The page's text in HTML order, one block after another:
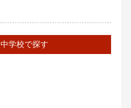
中学校で探す